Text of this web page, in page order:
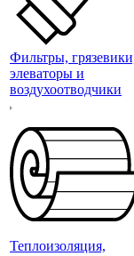
Фильтры,
элеваторы и
воздухоотводчики
Теплоизоляция,